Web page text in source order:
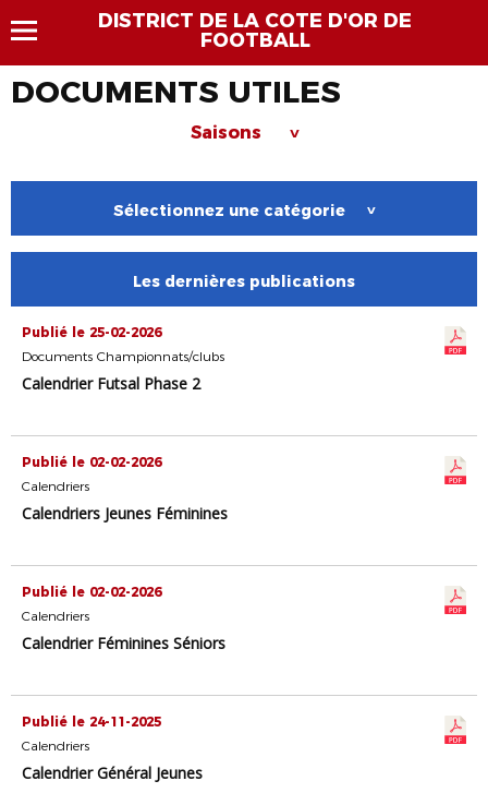
DISTRICT DE LA COTE D'OR DE
FOOTBALL
DOCUMENTS UTILES
Saisons >
Sélectionnez une catégorie >
Les dernières publications
Publié le 25-02-2026
Documents Championnats/clubs
Calendrier Futsal Phase 2
Publié le 02-02-2026
Calendriers
Calendriers Jeunes Féminines
Publié le 02-02-2026
Calendriers
Calendrier Féminines Séniors
Publié le 24-11-2025
Calendriers
Calendrier Général Jeunes